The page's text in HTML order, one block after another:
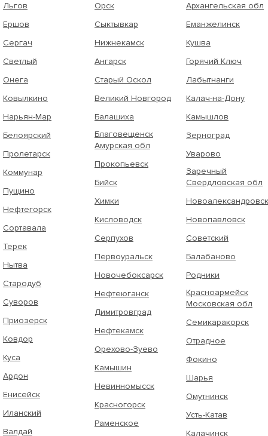
Льгов
Ершов
Сергач
Светлый
Онега
Ковылкино
Нарьян-Мар
Белоярский
Пролетарск
Коммунар
Пущино
Нефтегорск
Сортавала
Терек
Нытва
Стародуб
Суворов
Приозерск
Ковдор
Куса
Ардон
Енисейск
Иланский
Валдай
Орск
Сыктывкар
Нижнекамск
Ангарск
Старый Оскол
Великий Новгород
Балашиха
Благовещенск
Амурская обл
Прокопьевск
Бийск
Химки
Кисловодск
Серпухов
Первоуральск
Новочебоксарск
Нефтеюганск
Димитровград
Нефтекамск
Орехово-Зуево
Камышин
Невинномысск
Красногорск
Раменское
Архангельская обл
Еманжелинск
Кушва
Горячий Ключ
Лабытнанги
Калач-на-Дону
Камышлов
Зерноград
Уварово
Заречный
Свердловская обл
Новоалександровск
Новопавловск
Советский
Балабаново
Родники
Красноармейск
Московская обл
Семикаракорск
Отрадное
Фокино
Шарья
Омутнинск
Усть-Катав
Калачинск